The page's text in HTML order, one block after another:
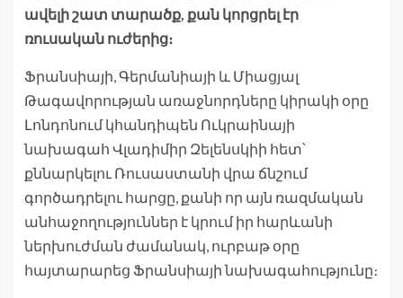
ավելի շատ տարածք, քան կորցրել էր
ռուսական ուժերից։
Ֆրանսիայի, Գերմանիայի և Միացյալ
Թագավորության առաջնորդները կիրակի օրը
Լոնդոնում կհանդիպեն Ուկրաինայի
նախագահ Վլադիմիր Զելենսկիի հետ՝
քննարկելու Ռուսաստանի վրա ճնշում
գործադրելու հարցը, քանի որ այն ռազմական
անհաջողություններ է կրում իր հարևանի
ներխուժման ժամանակ, ուրբաթ օրը
հայտարարեց Ֆրանսիայի նախագահությունը։